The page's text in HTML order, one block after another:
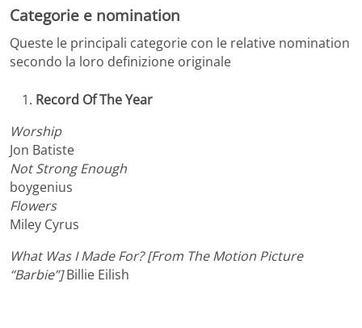
Categorie e nomination
Queste le principali categorie con le relative nomination
secondo la loro definizione originale
Record Of The Year
Worship
Jon Batiste
Not Strong Enough
boygenius
Flowers
Miley Cyrus
What Was I Made For? [From The Motion Picture
“Barbie”]Billie Eilish